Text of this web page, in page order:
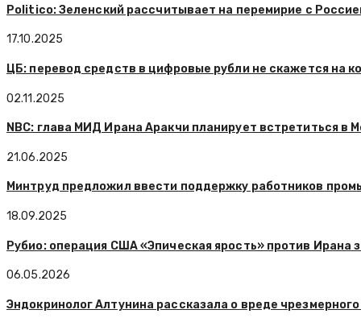
Politico: Зеленский рассчитывает на перемирие с
17.10.2025
ЦБ: перевод средств в цифровые рубли не скажется на
02.11.2025
NBC: глава МИД Ирана Аракчи планирует встретиться в
21.06.2025
Минтруд предложил ввести поддержку работников
18.09.2025
Рубио: операция США «Эпическая ярость» против Ирана
06.05.2026
Эндокринолог Алтунина рассказала о вреде